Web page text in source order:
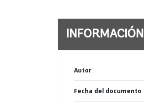
INFORMACIÓN
Autor
Fecha del documento